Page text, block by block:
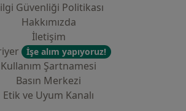
Güvenliği Politikası
Hakkımızda
İletişim
İşe alım yapıyoruz!
Kullanım Şartnamesi
Basın Merkezi
Etik ve Uyum Kanalı